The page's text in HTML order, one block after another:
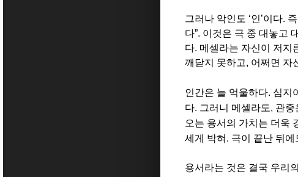
그러나 악인도 ‘인’이다. 즉
다”. 이것은 극 중 대놓고
다. 메셀라는 자신이 저지
깨닫지 못하고, 어쩌면 자
인간은 늘 억울하다. 심지
다. 그러니 메셀라도, 관중
오는 용서의 가치는 더욱
세게 박혀 . 극이 끝난 뒤
용서라는 것은 결국 우리의